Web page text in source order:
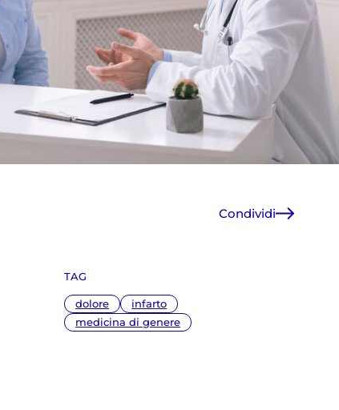
Condividi
TAG
dolore
infarto
medicina di genere